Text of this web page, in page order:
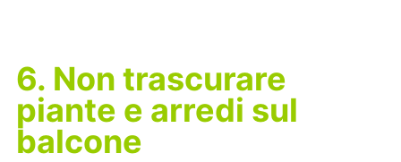
6. Non trascurare
piante e arredi sul
balcone